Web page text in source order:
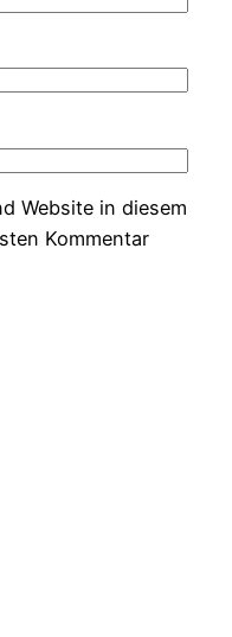
Website in diesem
Kommentar